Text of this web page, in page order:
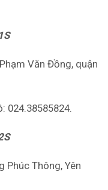
Văn Đồng, quận
024.38585824.
Thông, Yên